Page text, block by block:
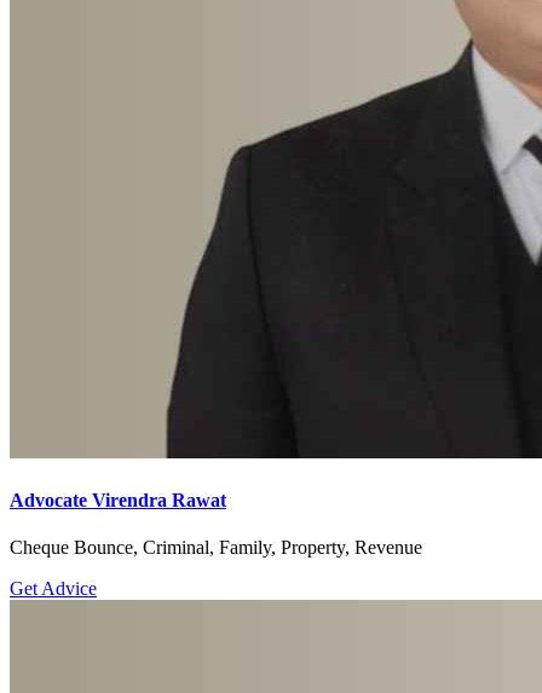
Advocate Virendra Rawat
Cheque Bounce, Criminal, Family, Property, Revenue
Get Advice